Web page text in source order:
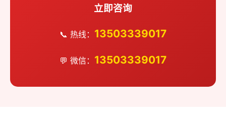
立即咨询
📞 热线： 13503339017
💬 微信： 13503339017